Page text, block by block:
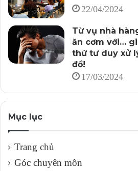
22/04/2024
Từ vụ nhà
ăn cơm với…
thứ tư duy xử
đồ!
17/03/2024
Mục lục
Trang chủ
Góc chuyên môn